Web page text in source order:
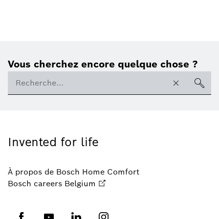
Vous cherchez encore quelque chose ?
Invented for life
À propos de Bosch Home Comfort
Bosch careers Belgium